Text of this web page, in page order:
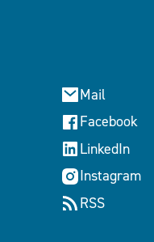
Mail
Facebook
LinkedIn
Instagram
RSS